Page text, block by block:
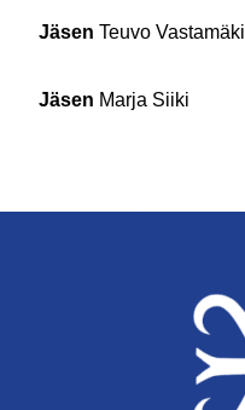
Jäsen Teuvo Vastamäki
Jäsen Marja Siiki